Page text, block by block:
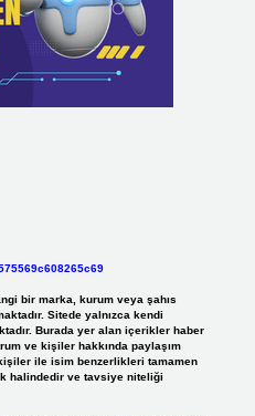
bir marka, kurum veya şahıs
Sitede yalnızca kendi
Burada yer alan içerikler haber
ve kişiler hakkında paylaşım
ile isim benzerlikleri tamamen
halindedir ve tavsiye niteliği